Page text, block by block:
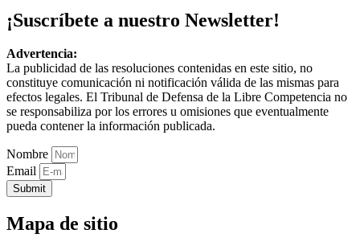
¡Suscríbete a nuestro Newsletter!
Advertencia:
La publicidad de las resoluciones contenidas en este sitio, no
constituye comunicación ni notificación válida de las mismas para
efectos legales. El Tribunal de Defensa de la Libre Competencia no
se responsabiliza por los errores u omisiones que eventualmente
pueda contener la información publicada.
Nombre
Email
Submit
Mapa de sitio